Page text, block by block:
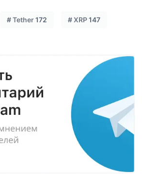
#Tether172 #XRP147